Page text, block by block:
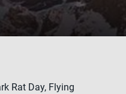
Rat Day, Flying